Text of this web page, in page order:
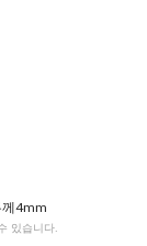
4mm
있습니다.